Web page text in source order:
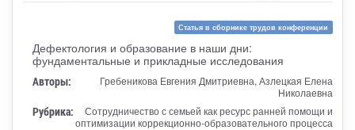
Статья в сборнике трудов конференции
Дефектология и образование в наши дни:
фундаментальные и прикладные исследования
Авторы:
Гребеникова Евгения Дмитриевна, Азлецкая Елена
Николаевна
Рубрика:
Сотрудничество с семьей как ресурс ранней помощи и
оптимизации коррекционно-образовательного процесса